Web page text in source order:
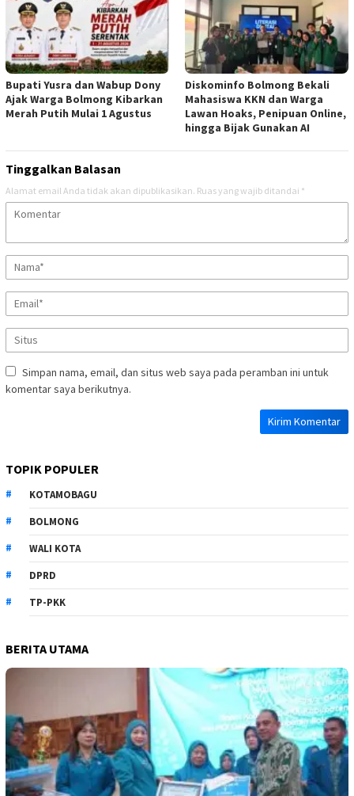
Bupati Yusra dan Wabup Dony
Ajak Warga Bolmong Kibarkan
Merah Putih Mulai 1 Agustus
Diskominfo Bolmong Bekali
Mahasiswa KKN dan Warga
Lawan Hoaks, Penipuan Online,
hingga Bijak Gunakan AI
Tinggalkan Balasan
Alamat email Anda tidak akan dipublikasikan. Ruas yang wajib ditandai *
Simpan nama, email, dan situs web saya pada peramban ini untuk
komentar saya berikutnya.
TOPIK POPULER
KOTAMOBAGU
BOLMONG
WALI KOTA
DPRD
TP-PKK
BERITA UTAMA